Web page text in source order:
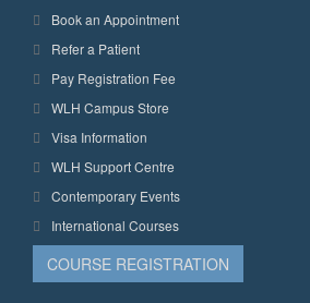
Book an Appointment
Refer a Patient
Pay Registration Fee
WLH Campus Store
Visa Information
WLH Support Centre
Contemporary Events
International Courses
COURSE REGISTRATION